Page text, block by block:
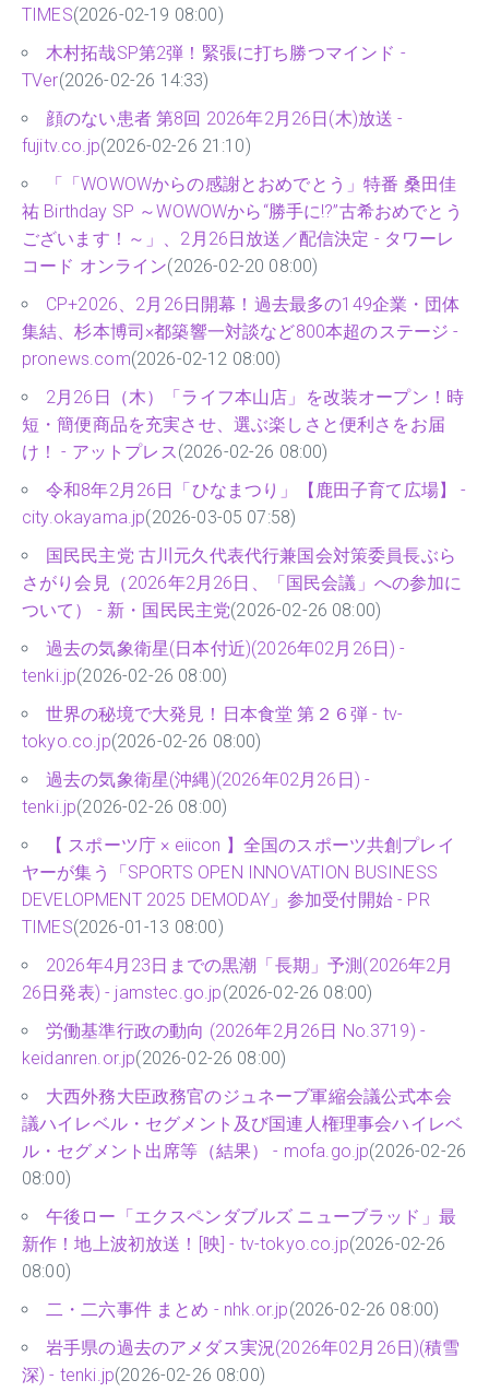
TIMES(2026-02-19 08:00)
木村拓哉SP第2弾！緊張に打ち勝つマインド -
TVer(2026-02-26 14:33)
顔のない患者 第8回 2026年2月26日(木)放送 -
fujitv.co.jp(2026-02-26 21:10)
「「WOWOWからの感謝とおめでとう」特番 桑田佳
祐 Birthday SP ～WOWOWから“勝手に!?”古希おめでとう
ございます！～」、2月26日放送／配信決定 - タワーレ
コード オンライン(2026-02-20 08:00)
CP+2026、2月26日開幕！過去最多の149企業・団体
集結、杉本博司×都築響一対談など800本超のステージ -
pronews.com(2026-02-12 08:00)
2月26日（木）「ライフ本山店」を改装オープン！時
短・簡便商品を充実させ、選ぶ楽しさと便利さをお届
け！ - アットプレス(2026-02-26 08:00)
令和8年2月26日「ひなまつり」【鹿田子育て広場】 -
city.okayama.jp(2026-03-05 07:58)
国民民主党 古川元久代表代行兼国会対策委員長ぶら
さがり会見（2026年2月26日、「国民会議」への参加に
ついて） - 新・国民民主党(2026-02-26 08:00)
過去の気象衛星(日本付近)(2026年02月26日) -
tenki.jp(2026-02-26 08:00)
世界の秘境で大発見！日本食堂 第２６弾 - tv-
tokyo.co.jp(2026-02-26 08:00)
過去の気象衛星(沖縄)(2026年02月26日) -
tenki.jp(2026-02-26 08:00)
【 スポーツ庁 × eiicon 】全国のスポーツ共創プレイ
ヤーが集う「SPORTS OPEN INNOVATION BUSINESS
DEVELOPMENT 2025 DEMODAY」参加受付開始 - PR
TIMES(2026-01-13 08:00)
2026年4月23日までの黒潮「長期」予測(2026年2月
26日発表) - jamstec.go.jp(2026-02-26 08:00)
労働基準行政の動向 (2026年2月26日 No.3719) -
keidanren.or.jp(2026-02-26 08:00)
大西外務大臣政務官のジュネーブ軍縮会議公式本会
議ハイレベル・セグメント及び国連人権理事会ハイレベ
ル・セグメント出席等（結果） - mofa.go.jp(2026-02-26
08:00)
午後ロー「エクスペンダブルズ ニューブラッド」最
新作！地上波初放送！[映] - tv-tokyo.co.jp(2026-02-26
08:00)
二・二六事件 まとめ - nhk.or.jp(2026-02-26 08:00)
岩手県の過去のアメダス実況(2026年02月26日)(積雪
深) - tenki.jp(2026-02-26 08:00)